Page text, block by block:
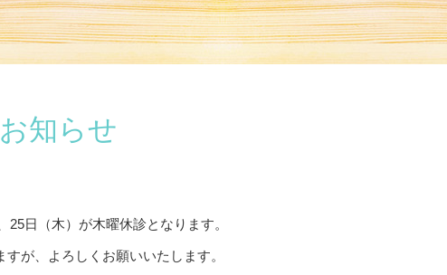
知らせ
日（木）が木曜休診となります。
が、よろしくお願いいたします。